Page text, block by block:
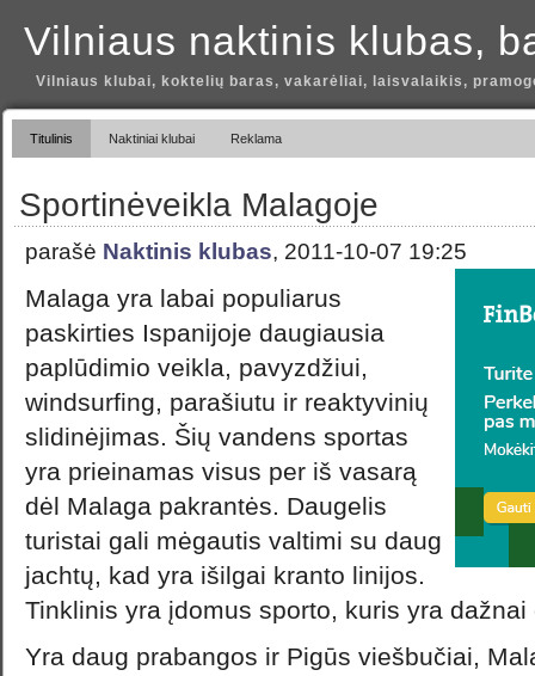
Vilniaus naktinis klubas,
Vilniaus klubai, koktelių baras, vakarėliai, laisvalaikis,
Titulinis Naktiniai klubai Reklama
Sportinėveikla Malagoje
parašė Naktinis klubas, 2011-10-07 19:25
Malaga yra labai populiarus
paskirties Ispanijoje daugiausia
paplūdimio veikla, pavyzdžiui,
windsurfing, parašiutu ir reaktyvinių
slidinėjimas. Šių vandens sportas
yra prieinamas visus per iš vasarą
dėl Malaga pakrantės. Daugelis
turistai gali mėgautis valtimi su daug
jachtų, kad yra išilgai kranto linijos.
Tinklinis yra įdomus sporto, kuris yra
Yra daug prabangos ir Pigūs viešbučiai,